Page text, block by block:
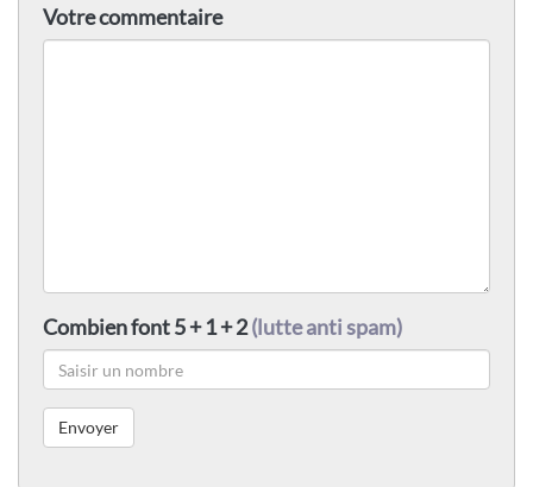
Votre commentaire
Combien font 5 + 1 + 2(lutte anti spam)